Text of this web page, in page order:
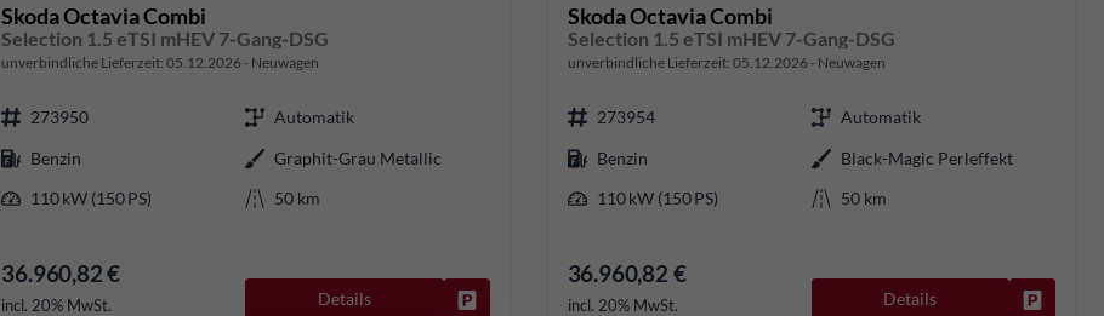
Skoda Octavia Combi
Selection 1.5 eTSI mHEV 7-Gang-DSG
unverbindliche Lieferzeit:05.12.2026 Neuwagen
273950
Automatik
Benzin
Graphit-Grau Metallic
110 kW (150 PS)
50 km
36.960,82 €
incl. 20% MwSt.
Details Fahrzeug parken
Skoda Octavia Combi
Selection 1.5 eTSI mHEV 7-Gang-DSG
unverbindliche Lieferzeit: 05.12.2026 Neuwagen
273954
Automatik
Benzin
Black-Magic Perleffekt
110 kW (150 PS)
50 km
36.960,82 €
incl. 20% MwSt.
Details